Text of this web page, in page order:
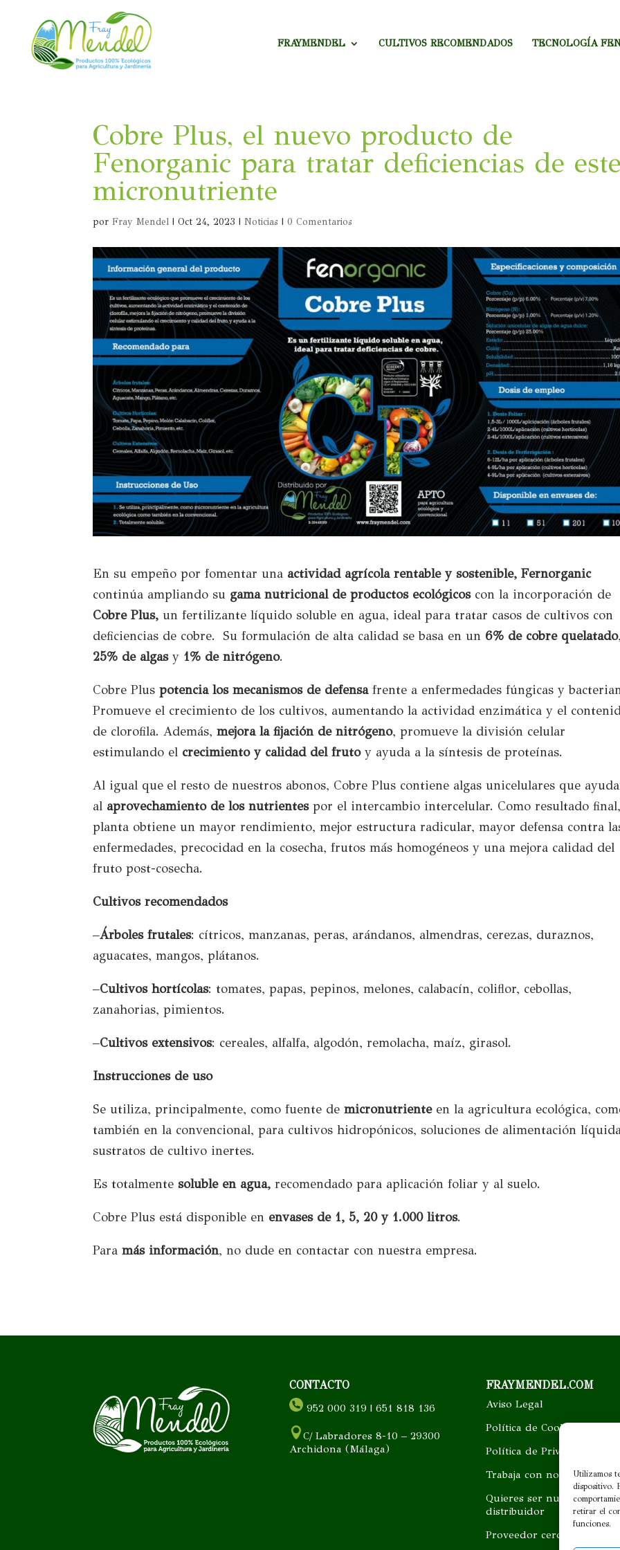
Utilizamos
dispositivo.
retirar el
funciones.
FRAYMENDEL CULTIVOS RECOMENDADOS TECNOLOGÍA
Cobre Plus, el nuevo producto de
Fenorganic para tratar deficiencias de este
micronutriente
porFray Mendel |Oct 24, 2023 |Noticias |0 Comentarios
En su empeño por fomentar una actividad agrícola rentable y sostenible, Fernorganic
continúa ampliando su gama nutricional de productos ecológicoscon la incorporación de
Cobre Plus, un fertilizante líquido soluble en agua, ideal para tratar casos de cultivos con
deficiencias de cobre. Su formulación de alta calidad se basa en un 6% de cobre quelatado,
25% de algasy 1% de nitrógeno.
Cobre Pluspotencia los mecanismos de defensafrente a enfermedades fúngicas y
Promueve el crecimiento de los cultivos, aumentando la actividad enzimática y el
de clorofila. Además,mejora la fijación de nitrógeno, promueve la división celular
estimulando el crecimiento y calidad del frutoy ayuda a la síntesis de proteínas.
Al igual que el resto de nuestros abonos, Cobre Plus contiene algas unicelulares que
al aprovechamiento de los nutrientespor el intercambio intercelular. Como resultado
planta obtiene un mayor rendimiento, mejor estructura radicular, mayor defensa contra
enfermedades, precocidad en la cosecha, frutos más homogéneos y una mejora calidad del
fruto post-cosecha.
Cultivos recomendados
–Árboles frutales: cítricos, manzanas, peras, arándanos, almendras, cerezas, duraznos,
aguacates, mangos, plátanos.
–Cultivos hortícolas: tomates, papas, pepinos, melones, calabacín, coliflor, cebollas,
zanahorias, pimientos.
–Cultivos extensivos: cereales, alfalfa, algodón, remolacha, maíz, girasol.
Instrucciones de uso
Se utiliza, principalmente, como fuente demicronutrienteen la agricultura ecológica,
también en la convencional, para cultivos hidropónicos, soluciones de alimentación
sustratos de cultivo inertes.
Es totalmente soluble en agua,recomendado para aplicación foliar y al suelo.
Cobre Plus está disponible en envases de 1, 5, 20 y 1.000 litros.
Paramás información, no dude en contactar con nuestra empresa.
CONTACTO
952 000 319 | 651 818 136
C/ Labradores 8-10 – 29300
Archidona (Málaga)
FRAYMENDEL.COM
Aviso Legal
Política de Cookies
Política de Privacidad
Trabaja con nosotros
Quieres ser nuestro
distribuidor
Proveedor cercano